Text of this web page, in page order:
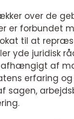
over de
er forbundet
til at
yde juridisk
afhængigt af
erfaring og
sagen,